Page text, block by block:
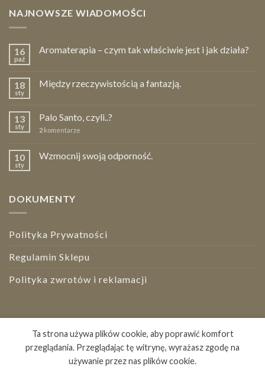
NAJNOWSZE WIADOMOŚCI
16
paź
Aromaterapia – czym tak właściwie jest i jak działa?
18
sty
Między rzeczywistością a fantazją.
13
sty
Palo Santo, czyli..?
2 komentarze
10
sty
Wzmocnij swoją odporność.
DOKUMENTY
Polityka Prywatności
Regulamin Sklepu
Polityka zwrotów i reklamacji
STRONA GŁÓWNA BLOG O NAS KONTAKT
Ta strona używa plików cookie, aby poprawić komfort
przeglądania. Przeglądając tę witrynę, wyrażasz zgodę na
używanie przez nas plików cookie.